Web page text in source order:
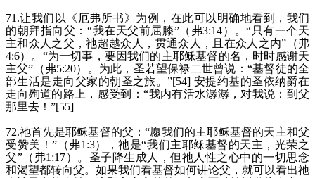
71.让我们以《厄弗所书》为例，在此可以明确地看到，我们
的朝拜指向父：“我在天父前屈膝”（弗3:14）。“只有一个天
主和众人之父，祂超越众人，贯通众人，且在众人之内”（弗
4:6）。“为一切事，要因我们的主耶稣基督的名，时时感谢天
主父”（弗5:20）。为此，圣若望保禄二世曾说：“基督徒的全
部生活是走向父家的朝圣之旅。”[54] 安提约基的圣依纳爵在
走向殉道的路上，感受到：“我内有活水潺潺，对我说：到父
那里去！”[55]
72.祂首先是耶稣基督的父：“愿我们的主耶稣基督的天主和父
受赞美！”（弗1:3），祂是“我们主耶稣基督的天主，光荣之
父”（弗1:17）。圣子降生成人，但祂人性之心中的一切思念
和渴望都转向父。如果我们看基督如何讲论父，就可以看出祂